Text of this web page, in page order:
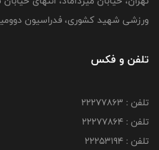
ورزشی شهید کشوری، فدراسیون
تلفن و فکس
تلفن : 22277863
تلفن : 22277864
تلفن : 22253194